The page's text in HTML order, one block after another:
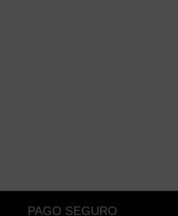
PAGO SEGURO